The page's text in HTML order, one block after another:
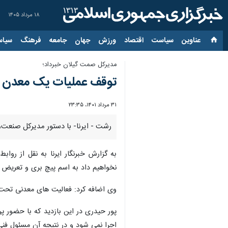
۱۸ مرداد ۱۴۰۵
عناوین‌ سیاست اقتصاد ورزش جهان جامعه فرهنگ
مدیرکل صمت گیلان خبرداد؛
توقف عملیات یک معدن
۳۱ مرداد ۱۴۰۱، ۲۳:۳۵